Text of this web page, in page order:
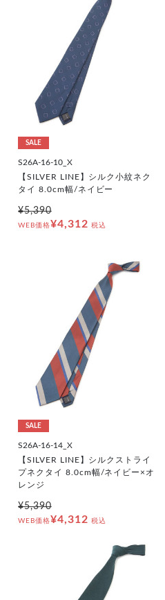
SALE
S26A-16-10_X
【SILVER LINE】シルク小紋ネク
タイ 8.0cm幅/ネイビー
¥5,390
WEB価格¥4,312 税込
SALE
S26A-16-14_X
【SILVER LINE】シルクストライ
プネクタイ 8.0cm幅/ネイビー×オ
レンジ
¥5,390
WEB価格¥4,312 税込